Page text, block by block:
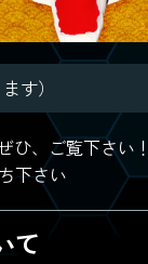
す）
、ご覧下さい
下さい
て